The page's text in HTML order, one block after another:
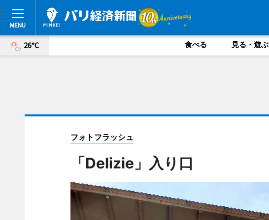
26°C 食べる 見る・遊ぶ
フォトフラッシュ
「Delizie」入り口